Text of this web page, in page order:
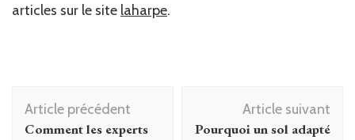
articles sur le site laharpe.
Navigation
d'article
Article précédent
Comment les experts
Article suivant
Pourquoi un sol adapté